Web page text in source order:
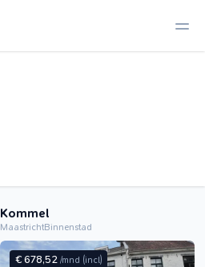
Kommel
MaastrichtBinnenstad
€ 678,52 /mnd (incl)